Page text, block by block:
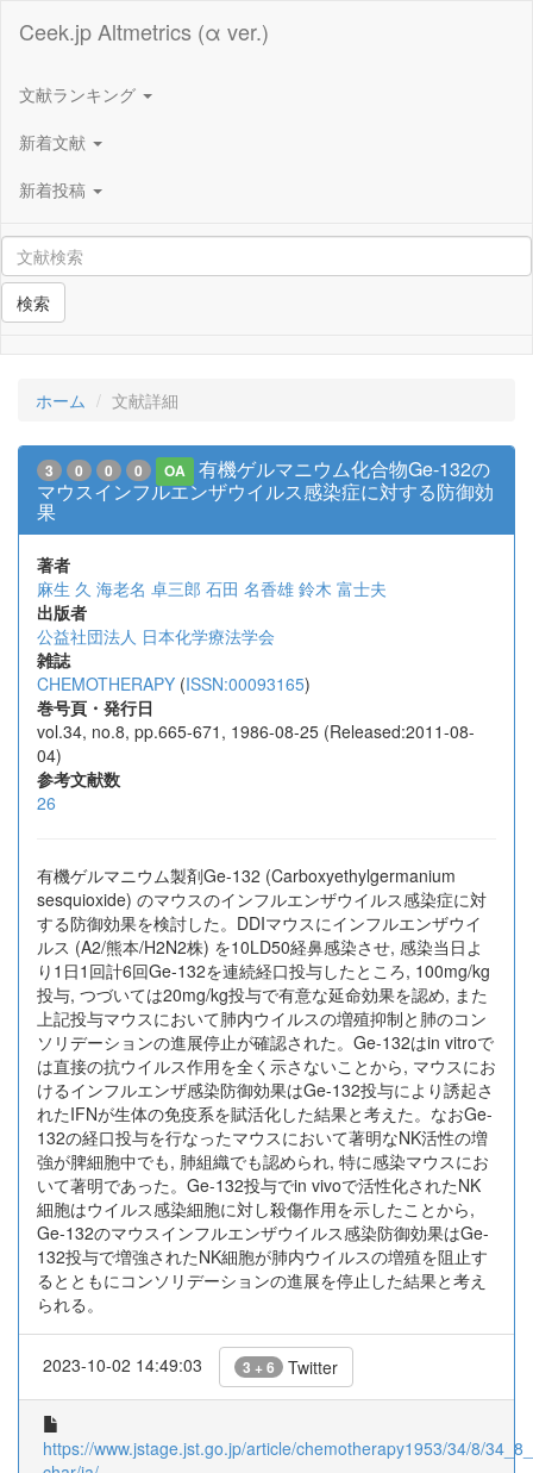
Ceek.jp Altmetrics (α ver.)
文献ランキング
新着文献
新着投稿
検索
ホーム 文献詳細
3 0 0 0 OA
有機ゲルマニウム化合物Ge-132の
マウスインフルエンザウイルス感染症に対する防御効
果
著者
麻生 久 海老名 卓三郎 石田 名香雄 鈴木 富士夫
出版者
公益社団法人 日本化学療法学会
雑誌
CHEMOTHERAPY (ISSN:00093165)
巻号頁・発行日
vol.34, no.8, pp.665-671, 1986-08-25 (Released:2011-08-
04)
参考文献数
26
有機ゲルマニウム製剤Ge-132 (Carboxyethylgermanium
sesquioxide) のマウスのインフルエンザウイルス感染症に対
する防御効果を検討した。DDIマウスにインフルエンザウイ
ルス (A2/熊本/H2N2株) を10LD50経鼻感染させ, 感染当日よ
り1日1回計6回Ge-132を連続経口投与したところ, 100mg/kg
投与, つづいては20mg/kg投与で有意な延命効果を認め, また
上記投与マウスにおいて肺内ウイルスの増殖抑制と肺のコン
ソリデーションの進展停止が確認された。Ge-132はin vitroで
は直接の抗ウイルス作用を全く示さないことから, マウスにお
けるインフルエンザ感染防御効果はGe-132投与により誘起さ
れたIFNが生体の免疫系を賦活化した結果と考えた。なおGe-
132の経口投与を行なったマウスにおいて著明なNK活性の増
強が脾細胞中でも, 肺組織でも認められ, 特に感染マウスにお
いて著明であった。Ge-132投与でin vivoで活性化されたNK
細胞はウイルス感染細胞に対し殺傷作用を示したことから,
Ge-132のマウスインフルエンザウイルス感染防御効果はGe-
132投与で増強されたNK細胞が肺内ウイルスの増殖を阻止す
るとともにコンソリデーションの進展を停止した結果と考え
られる。
2023-10-02 14:49:03 3 + 6 Twitter
https://www.jstage.jst.go.jp/article/chemotherapy1953/34/8/